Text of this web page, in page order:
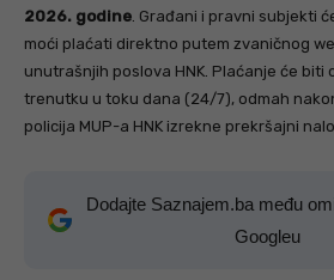
2026. godine. Građani i pravni subjekti
moći plaćati direktno putem zvaničnog
unutrašnjih poslova HNK. Plaćanje će biti
trenutku u toku dana (24/7), odmah
policija MUP-a HNK izrekne prekršajni
Dodajte Saznajem.ba među
Googleu